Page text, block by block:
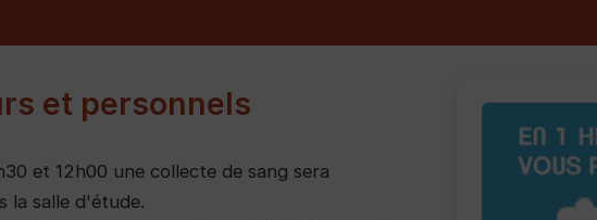
et personnels
et 12h00 une collecte de sang sera
la salle d'étude.